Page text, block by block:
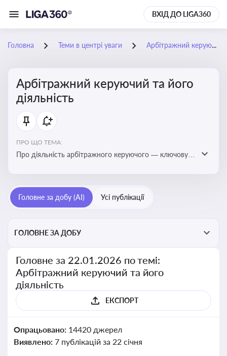
ВХІД ДО LIGA360
Головна Теми в центрі уваги Арбітражний керуючий та його діяльність
Арбітражний керуючий та його
діяльність
ПРО ЩО ТЕМА:
Про діяльність арбітражного керуючого — ключову
Головне за добу (AI) Усі публікації
ГОЛОВНЕ ЗА ДОБУ
Головне за 22.01.2026 по темі:
Арбітражний керуючий та його
діяльність
ЕКСПОРТ
Опрацьовано: 14420 джерел
Виявлено: 7 публікацій за 22 січня